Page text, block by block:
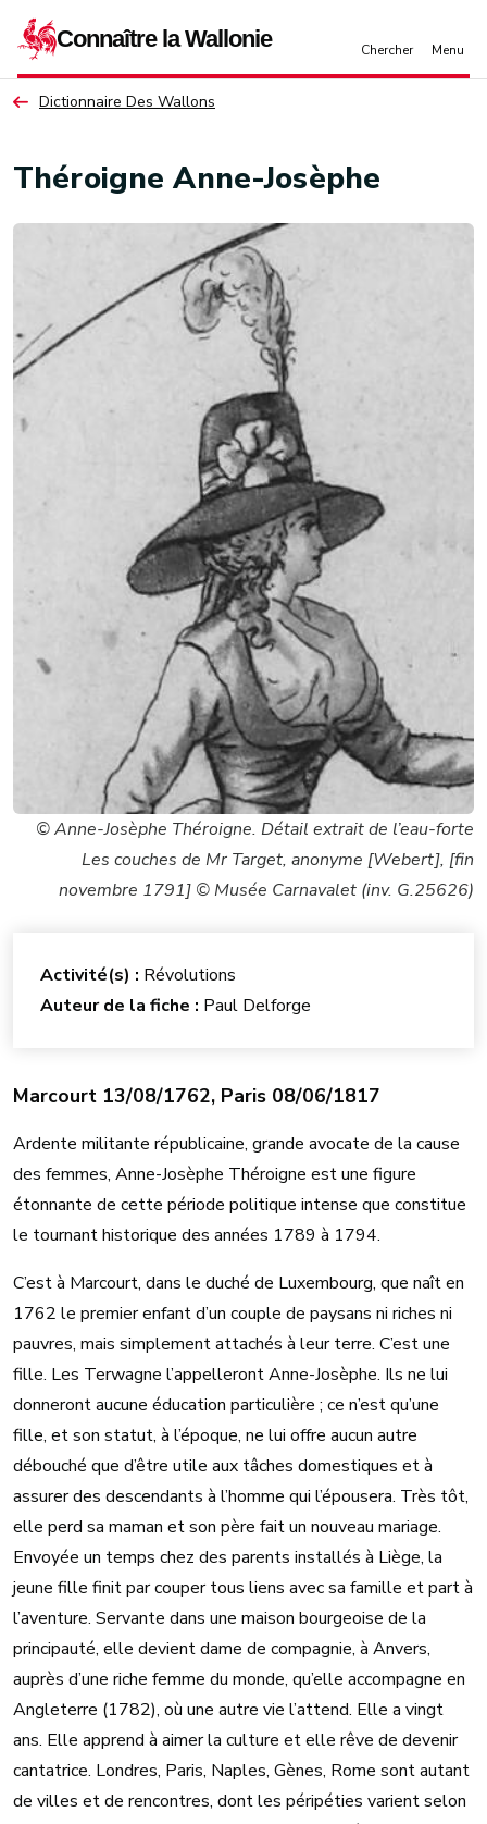
Dictionnaire Des Wallons
Théroigne Anne-Josèphe
Marcourt 13/08/1762, Paris 08/06/1817
Ardente militante républicaine, grande avocate de la cause
des femmes, Anne-Josèphe Théroigne est une figure
étonnante de cette période politique intense que constitue
le tournant historique des années 1789 à 1794.
C’est à Marcourt, dans le duché de Luxembourg, que naît en
1762 le premier enfant d’un couple de paysans ni riches ni
pauvres, mais simplement attachés à leur terre. C’est une
fille. Les Terwagne l’appelleront Anne-Josèphe. Ils ne lui
donneront aucune éducation particulière ; ce n’est qu’une
fille, et son statut, à l’époque, ne lui offre aucun autre
débouché que d’être utile aux tâches domestiques et à
assurer des descendants à l’homme qui l’épousera. Très tôt,
elle perd sa maman et son père fait un nouveau mariage.
Envoyée un temps chez des parents installés à Liège, la
jeune fille finit par couper tous liens avec sa famille et part à
l’aventure. Servante dans une maison bourgeoise de la
principauté, elle devient dame de compagnie, à Anvers,
auprès d’une riche femme du monde, qu’elle accompagne en
Angleterre (1782), où une autre vie l’attend. Elle a vingt
ans. Elle apprend à aimer la culture et elle rêve de devenir
cantatrice. Londres, Paris, Naples, Gènes, Rome sont autant
de villes et de rencontres, dont les péripéties varient selon
© Anne-Josèphe Théroigne. Détail extrait de l’eau-forte
Les couches de Mr Target, anonyme [Webert], [fin
novembre 1791] © Musée Carnavalet (inv. G.25626)
Activité(s) : Révolutions
Auteur de la fiche : Paul Delforge